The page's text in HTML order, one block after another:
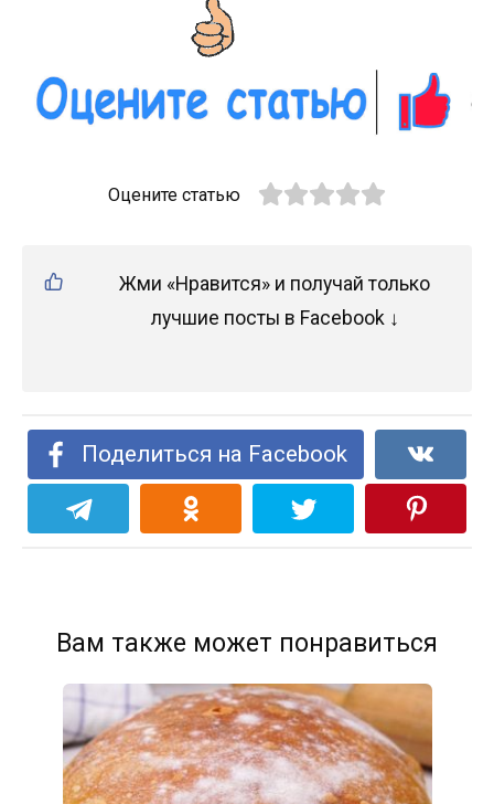
Оцените статью
Жми «Нравится» и получай только
лучшие посты в Facebook ↓
Поделиться на Facebook
Вам также может понравиться